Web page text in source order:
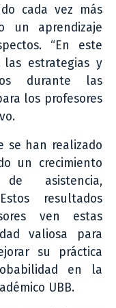
cada vez más
un aprendizaje
“En este
las estrategias y
durante las
los profesores
se han realizado
un crecimiento
asistencia,
resultados
ven estas
valiosa para
su práctica
en la
UBB.